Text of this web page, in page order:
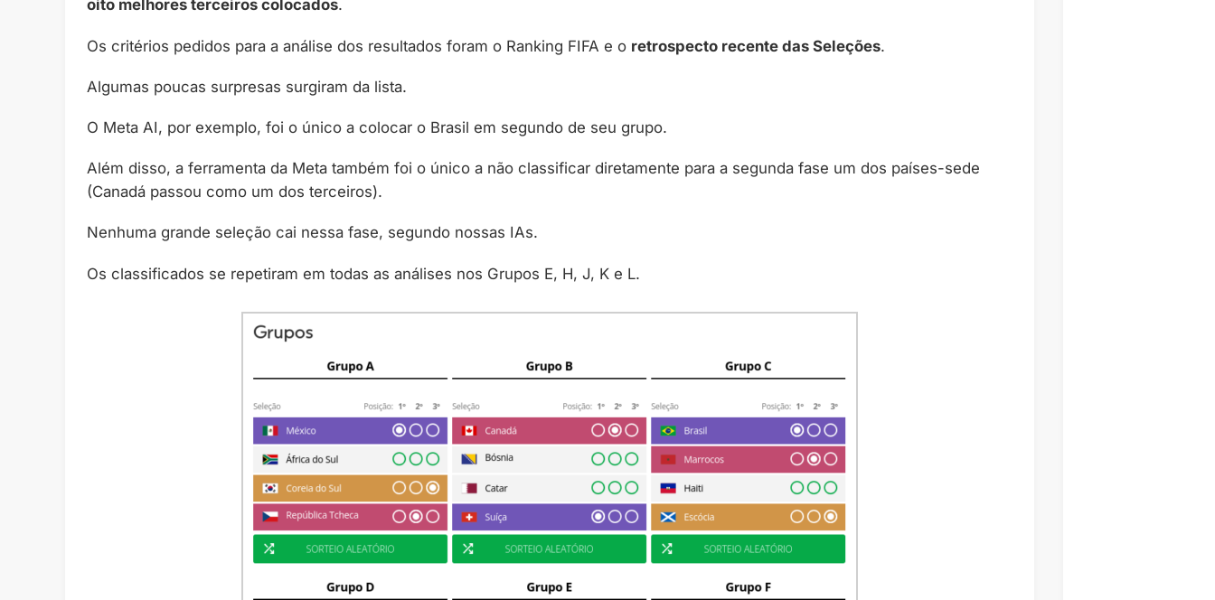
oito melhores terceiros colocados.
Os critérios pedidos para a análise dos resultados foram o Ranking FIFA e o retrospecto recente das Seleções.
Algumas poucas surpresas surgiram da lista.
O Meta AI, por exemplo, foi o único a colocar o Brasil em segundo de seu grupo.
Além disso, a ferramenta da Meta também foi o único a não classificar diretamente para a segunda fase um dos países-sede
(Canadá passou como um dos terceiros).
Nenhuma grande seleção cai nessa fase, segundo nossas IAs.
Os classificados se repetiram em todas as análises nos Grupos E, H, J, K e L.